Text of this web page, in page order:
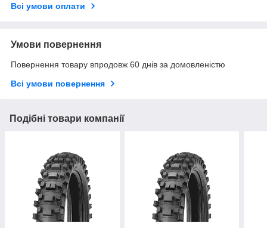
Всі умови оплати
Умови повернення
Повернення товару впродовж 60 днів за домовленістю
Всі умови повернення
Подібні товари компанії